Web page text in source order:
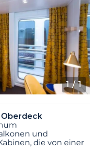
1/ 1
Oberdeck
und
die von einer